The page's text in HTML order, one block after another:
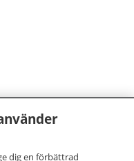
dig en förbättrad